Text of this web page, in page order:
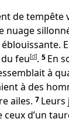
de
feu[d]. 5 En
à
à des
ailes. 7 Leurs
d’un